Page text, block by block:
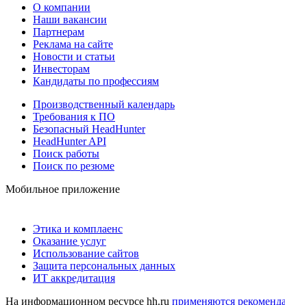
О компании
Наши вакансии
Партнерам
Реклама на сайте
Новости и статьи
Инвесторам
Кандидаты по профессиям
Производственный календарь
Требования к ПО
Безопасный HeadHunter
HeadHunter API
Поиск работы
Поиск по резюме
Мобильное приложение
Этика и комплаенс
Оказание услуг
Использование сайтов
Защита персональных данных
ИТ аккредитация
На информационном ресурсе hh.ru применяются